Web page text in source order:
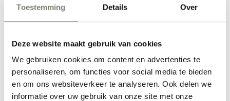
Toestemming Details Over
Deze website maakt gebruik van cookies
We gebruiken cookies om content en advertenties te
personaliseren, om functies voor social media te bieden
en om ons websiteverkeer te analyseren. Ook delen we
informatie over uw gebruik van onze site met onze
met warme sfeer
van woonkamer en eethoek
nieuwbouwwoning
Verken alle Binnenkijkers
Blogs Blogs